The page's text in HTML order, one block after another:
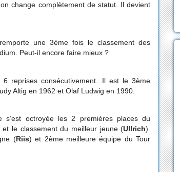
change complètement de statut. Il devient
une 3ème fois le classement des
Peut-il encore faire mieux ?
reprises consécutivement. Il est le 3ème
Altig en 1962 et Olaf Ludwig en 1990.
s’est octroyée les 2 premières places du
et le classement du meilleur jeune (Ullrich).
(Riis) et 2ème meilleure équipe du Tour